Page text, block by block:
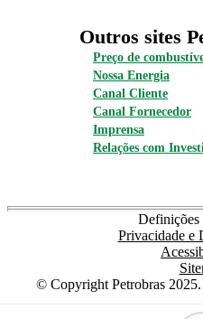
Outros sites
Preço de
Nossa Energia
Canal Cliente
Canal Fornecedor
Imprensa
Relações com
Definições
Privacidade e
© Copyright Petrobras 2025.